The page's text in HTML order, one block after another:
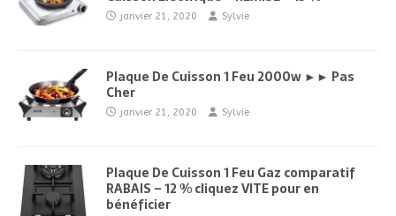
janvier 21, 2020 Sylvie
Plaque De Cuisson 1 Feu 2000w ►► Pas
Cher
janvier 21, 2020 Sylvie
Plaque De Cuisson 1 Feu Gaz comparatif
RABAIS – 12 % cliquez VITE pour en
bénéficier